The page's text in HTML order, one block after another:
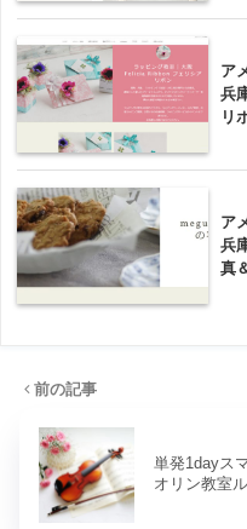
ア
兵
リ
ア
兵
真
前の記事
単発1dayス
オリン教室